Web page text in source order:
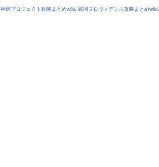
神姫プロジェクト攻略まとめwiki. 戦国プロヴィデンス攻略まとめwiki.